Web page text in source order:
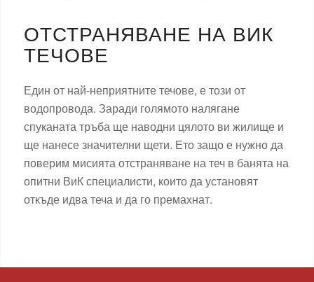
ОТСТРАНЯВАНЕ НА ВИК
ТЕЧОВЕ
Един от най-неприятните течове, е този от
водопровода. Заради голямото налягане
спуканата тръба ще наводни цялото ви жилище и
ще нанесе значителни щети. Ето защо е нужно да
поверим мисията отстраняване на теч в банята на
опитни ВиК специалисти, които да установят
откъде идва теча и да го премахнат.